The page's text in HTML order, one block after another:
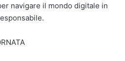
navigare il mondo digitale in